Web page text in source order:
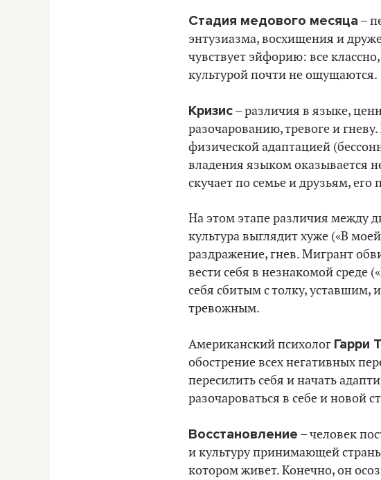
Стадия медового месяца –
энтузиазма, восхищения и
чувствует эйфорию: все
культурой почти не ощущаются.
Кризис– различия в языке,
разочарованию, тревоге и
физической адаптацией
владения языком оказывается
скучает по семье и друзьям, его
На этом этапе различия между
культура выглядит хуже («В
раздражение, гнев. Мигрант
вести себя в незнакомой среде
себя сбитым с толку,
тревожным.
Американский психолог Гарри
обострение всех негативных
пересилить себя и начать
разочароваться в себе и новой
Восстановление – человек
и культуру принимающей
котором живет. Конечно, он